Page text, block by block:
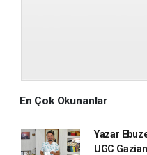
En Çok Okunanlar
Yazar
UGC